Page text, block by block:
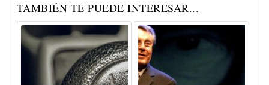
TAMBIÉN TE PUEDE INTERESAR...